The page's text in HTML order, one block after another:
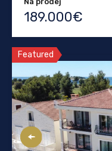
189.000€
Featured